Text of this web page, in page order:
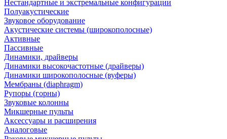
Нестандартные и экстремальные конфигурации
Полуакустические
Звуковое оборудование
Акустические системы (широкополосные)
Активные
Пассивные
Динамики, драйверы
Динамики высокочастотные (драйверы)
Динамики широкополосные (вуферы)
Мембраны (diaphragm)
Рупоры (горны)
Звуковые колонны
Микшерные пульты
Аксессуары и расширения
Аналоговые